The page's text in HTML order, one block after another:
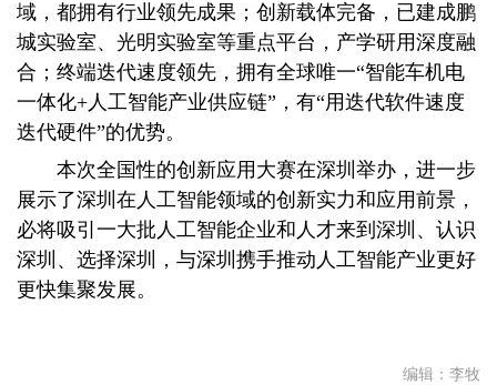
域，都拥有行业领先成果；创新载体完备，已建成鹏
城实验室、光明实验室等重点平台，产学研用深度融
合；终端迭代速度领先，拥有全球唯一“智能车机电
一体化+人工智能产业供应链”，有“用迭代软件速度
迭代硬件”的优势。
本次全国性的创新应用大赛在深圳举办，进一步
展示了深圳在人工智能领域的创新实力和应用前景，
必将吸引一大批人工智能企业和人才来到深圳、认识
深圳、选择深圳，与深圳携手推动人工智能产业更好
更快集聚发展。
编辑： 李牧